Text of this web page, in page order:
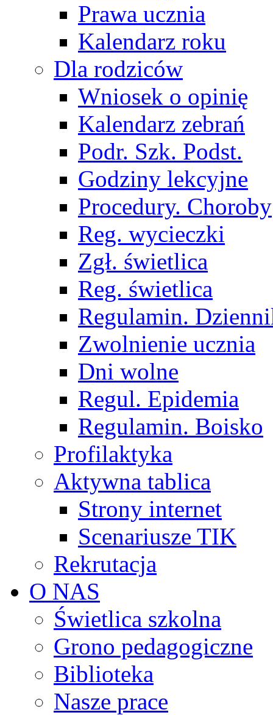
Prawa ucznia
Kalendarz roku
Dla rodziców
Wniosek o opinię
Kalendarz zebrań
Podr. Szk. Podst.
Godziny lekcyjne
Procedury. Choroby
Reg. wycieczki
Zgł. świetlica
Reg. świetlica
Regulamin.
Zwolnienie ucznia
Dni wolne
Regul. Epidemia
Regulamin. Boisko
Profilaktyka
Aktywna tablica
Strony internet
Scenariusze TIK
Rekrutacja
O NAS
Świetlica szkolna
Grono pedagogiczne
Biblioteka
Nasze prace